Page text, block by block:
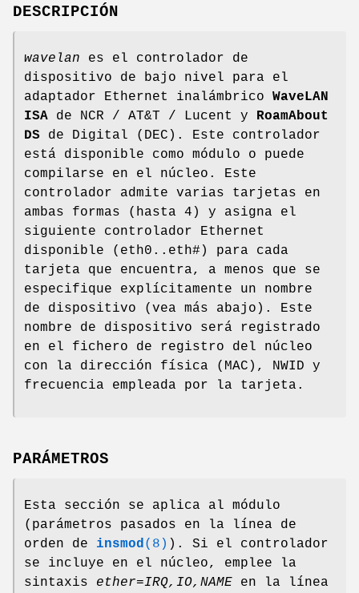
DESCRIPCIÓN
wavelan es el controlador de
dispositivo de bajo nivel para el
adaptador Ethernet inalámbrico WaveLAN
ISA de NCR / AT&T / Lucent y
RoamAbout
DS de Digital (DEC). Este controlador
está disponible como módulo o puede
compilarse en el núcleo. Este
controlador admite varias tarjetas en
ambas formas (hasta 4) y asigna el
siguiente controlador Ethernet
disponible (eth0..eth#) para cada
tarjeta que encuentra, a menos que se
especifique explícitamente un nombre
de dispositivo (vea más abajo). Este
nombre de dispositivo será registrado
en el fichero de registro del núcleo
con la dirección física (MAC), NWID y
frecuencia empleada por la tarjeta.
PARÁMETROS
Esta sección se aplica al módulo
(parámetros pasados en la línea de
orden de insmod(8) ). Si el controlador
se incluye en el núcleo, emplee la
sintaxis ether=IRQ,IO,NAME en la línea